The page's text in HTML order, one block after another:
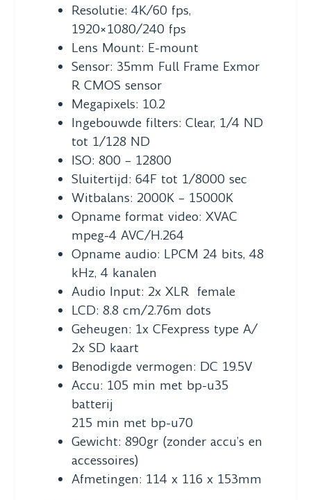
Resolutie: 4K/60 fps,
1920×1080/240 fps
Lens Mount: E-mount
Sensor: 35mm Full Frame Exmor
R CMOS sensor
Megapixels: 10.2
Ingebouwde filters: Clear, 1/4 ND
tot 1/128 ND
ISO: 800 – 12800
Sluitertijd: 64F tot 1/8000 sec
Witbalans: 2000K – 15000K
Opname format video: XVAC
mpeg-4 AVC/H.264
Opname audio: LPCM 24 bits, 48
kHz, 4 kanalen
Audio Input: 2x XLR female
LCD: 8.8 cm/2.76m dots
Geheugen: 1x CFexpress type A/
2x SD kaart
Benodigde vermogen: DC 19.5V
Accu: 105 min met bp-u35
batterij
215 min met bp-u70
Gewicht: 890gr (zonder accu’s en
accessoires)
Afmetingen: 114 x 116 x 153mm